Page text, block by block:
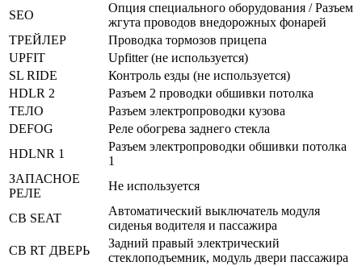
SEO
Опция специального оборудования / Разъем
жгута проводов внедорожных фонарей
ТРЕЙЛЕР
Проводка тормозов прицепа
UPFIT
Upfitter (не используется)
SL RIDE
Контроль езды (не используется)
HDLR 2
Разъем 2 проводки обшивки потолка
ТЕЛО
Разъем электропроводки кузова
DEFOG
Реле обогрева заднего стекла
HDLNR 1
Разъем электропроводки обшивки потолка
1
ЗАПАСНОЕ
РЕЛЕ
Не используется
CB SEAT
Автоматический выключатель модуля
сиденья водителя и пассажира
CB RT ДВЕРЬ
Задний правый электрический
стеклоподъемник, модуль двери пассажира